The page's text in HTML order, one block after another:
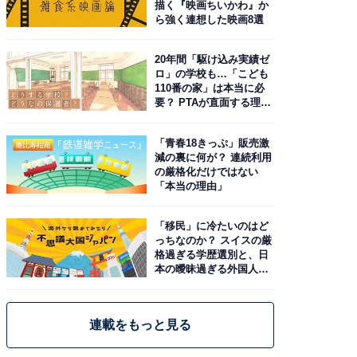
描く『映画ちいかわ』か
ら強く連想した映画8選
20年間「駆け込み実績ゼ
ロ」の学校も…「こども
110番の家」は本当に必
要？ PTAが直面する理想
「青春18きっぷ」販売激
減の裏に何が？ 連続利用
の厳格化だけではない
「本当の理由」
「移民」に冷たいのはど
っちなのか？ スイスの厳
格過ぎる学歴選別と、日
本の曖昧過ぎる外国人政
連載をもっと見る